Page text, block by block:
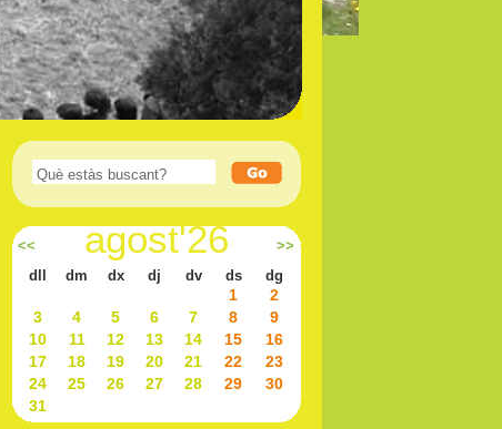
<< agost'26
>>
dll
dm dx dj dv ds dg
1
2
3
4 5 6 7 8
9
10
11 12 13 14 15
16
17
18 19 20 21 22
23
24
25 26 27 28 29
30
31